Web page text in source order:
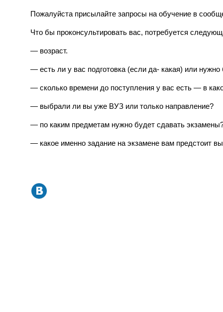
Пожалуйста присылайте запросы на обучение в
Что бы проконсультировать вас, потребуется
— возраст.
— есть ли у вас подготовка (если да- какая) или
— сколько времени до поступления у вас есть — в
— выбрали ли вы уже ВУЗ или только направление?
— по каким предметам нужно будет сдавать
— какое именно задание на экзамене вам предстоит